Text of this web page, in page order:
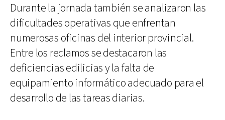
Durante la jornada también se analizaron las
dificultades operativas que enfrentan
numerosas oficinas del interior provincial.
Entre los reclamos se destacaron las
deficiencias edilicias y la falta de
equipamiento informático adecuado para el
desarrollo de las tareas diarias.